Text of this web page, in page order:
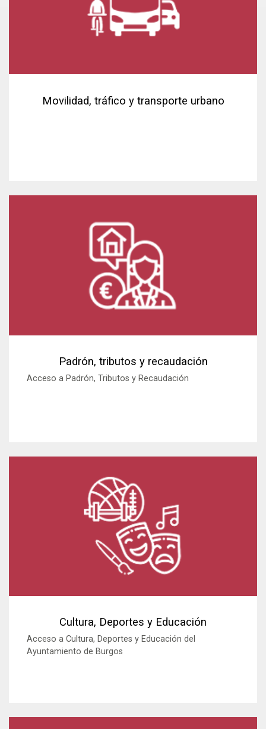
Movilidad, tráfico y transporte urbano
Padrón, tributos y recaudación
Acceso a Padrón, Tributos y Recaudación
Cultura, Deportes y Educación
Acceso a Cultura, Deportes y Educación del
Ayuntamiento de Burgos